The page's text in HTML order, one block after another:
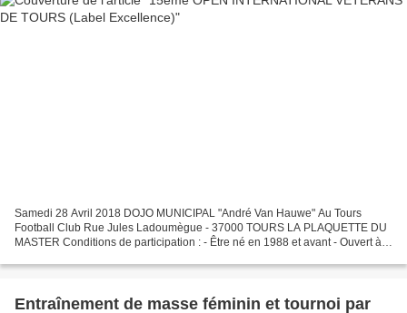
Samedi 28 Avril 2018 DOJO MUNICIPAL "André Van Hauwe" Au Tours
Football Club Rue Jules Ladoumègue - 37000 TOURS LA PLAQUETTE DU
MASTER Conditions de participation : - Être né en 1988 et avant - Ouvert à
Entraînement de masse féminin et tournoi par